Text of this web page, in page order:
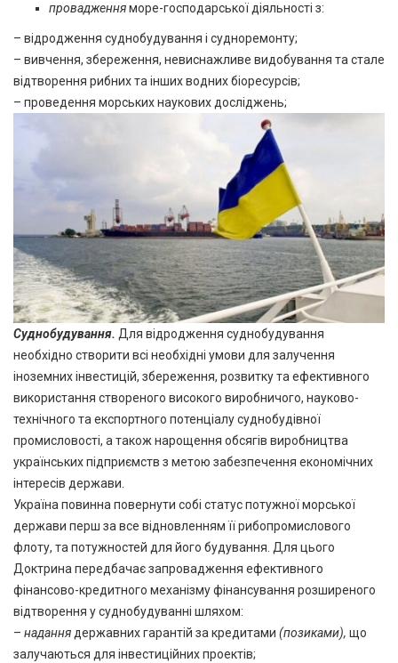
провадженняморе-господарської діяльності з:
– відродження суднобудування і судноремонту;
– вивчення, збереження, невиснажливе видобування та стале
відтворення рибних та інших водних біоресурсів;
– проведення морських наукових досліджень;
Суднобудування. Для відродження суднобудування
необхідно створити всі необхідні умови для залучення
іноземних інвестицій, збереження, розвитку та ефективного
використання створеного високого виробничого, науково-
технічного та експортного потенціалу суднобудівної
промисловості, а також нарощення обсягів виробництва
українських підприємств з метою забезпечення економічних
інтересів держави.
Україна повинна повернути собі статус потужної морської
держави перш за все відновленням її рибопромислового
флоту, та потужностей для його будування. Для цього
Доктрина передбачає запровадження ефективного
фінансово-кредитного механізму фінансування розширеного
відтворення у суднобудуванні шляхом:
– надання державних гарантій за кредитами (позиками), що
залучаються для інвестиційних проектів;